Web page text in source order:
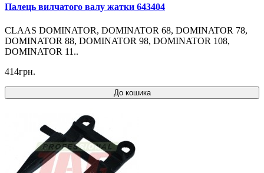
Палець вилчатого валу жатки 643404
CLAAS DOMINATOR, DOMINATOR 68, DOMINATOR 78,
DOMINATOR 88, DOMINATOR 98, DOMINATOR 108,
DOMINATOR 11..
414грн.
До кошика